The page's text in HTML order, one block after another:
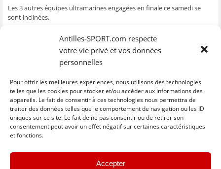
Antilles-SPORT.com respecte
votre vie privé et vos données
personnelles
Pour offrir les meilleures expériences, nous utilisons des technologies
telles que les cookies pour stocker et/ou accéder aux informations des
appareils. Le fait de consentir à ces technologies nous permettra de
traiter des données telles que le comportement de navigation ou les ID
uniques sur ce site. Le fait de ne pas consentir ou de retirer son
consentement peut avoir un effet négatif sur certaines caractéristiques
et fonctions.
Accepter
)
Les 3 autres équipes ultramarines engagées en finale ce samedi se
sont inclinées.
Finale N3M ; ASUP (Guadeloupe) / Prade le Lez HB
Finale N2F ; Intrépide (Guadeloupe) / HB Saint-Etienne
Finale N2M ; Case-Cressonière (Réunion) /
(tirs au but)
C
l
C
l
C
l
i
p
o
C
l
C
l